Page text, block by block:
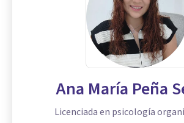
Ana María Peña
Licenciada en psicología